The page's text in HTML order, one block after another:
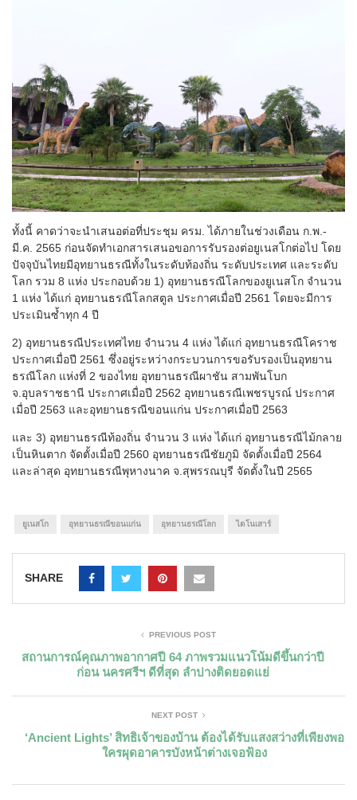
ทั้งนี้ คาดว่าจะนำเสนอต่อที่ประชุม ครม. ได้ภายในช่วงเดือน ก.พ.-
มี.ค. 2565 ก่อนจัดทำเอกสารเสนอขอการรับรองต่อยูเนสโกต่อไป โดย
ปัจจุบันไทยมีอุทยานธรณีทั้งในระดับท้องถิ่น ระดับประเทศ และระดับ
โลก รวม 8 แห่ง ประกอบด้วย 1) อุทยานธรณีโลกของยูเนสโก จำนวน
1 แห่ง ได้แก่ อุทยานธรณีโลกสตูล ประกาศเมื่อปี 2561 โดยจะมีการ
ประเมินซ้ำทุก 4 ปี
2) อุทยานธรณีประเทศไทย จำนวน 4 แห่ง ได้แก่ อุทยานธรณีโคราช
ประกาศเมื่อปี 2561 ซึ่งอยู่ระหว่างกระบวนการขอรับรองเป็นอุทยาน
ธรณีโลก แห่งที่ 2 ของไทย อุทยานธรณีผาชัน สามพันโบก
จ.อุบลราชธานี ประกาศเมื่อปี 2562 อุทยานธรณีเพชรบูรณ์ ประกาศ
เมื่อปี 2563 และอุทยานธรณีขอนแก่น ประกาศเมื่อปี 2563
และ 3) อุทยานธรณีท้องถิ่น จำนวน 3 แห่ง ได้แก่ อุทยานธรณีไม้กลาย
เป็นหินตาก จัดตั้งเมื่อปี 2560 อุทยานธรณีชัยภูมิ จัดตั้งเมื่อปี 2564
และล่าสุด อุทยานธรณีพุหางนาค จ.สุพรรณบุรี จัดตั้งในปี 2565
ยูเนสโก อุทยานธรณีขอนแก่น อุทยานธรณีโลก ไดโนเสาร์
SHARE
PREVIOUS POST
สถานการณ์คุณภาพอากาศปี 64 ภาพรวมแนวโน้มดีขึ้นกว่าปี
ก่อน นครศรีฯ ดีที่สุด ลำปางติดยอดแย่
NEXT POST
‘Ancient Lights’ สิทธิเจ้าของบ้าน ต้องได้รับแสงสว่างที่เพียงพอ
ใครผุดอาคารบังหน้าต่างเจอฟ้อง